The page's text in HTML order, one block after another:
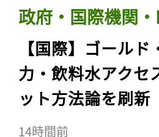
政府・国際機関・
【国際】ゴール
力・飲料水アクセ
ット方法論を刷新
14時間前